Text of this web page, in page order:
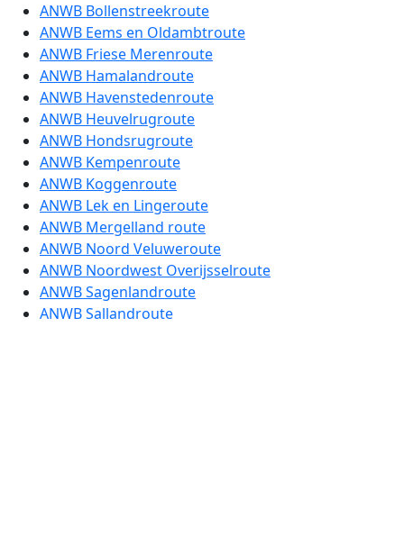
ANWB Bollenstreekroute
ANWB Eems en Oldambtroute
ANWB Friese Merenroute
ANWB Hamalandroute
ANWB Havenstedenroute
ANWB Heuvelrugroute
ANWB Hondsrugroute
ANWB Kempenroute
ANWB Koggenroute
ANWB Lek en Lingeroute
ANWB Mergelland route
ANWB Noord Veluweroute
ANWB Noordwest Overijsselroute
ANWB Sagenlandroute
ANWB Sallandroute